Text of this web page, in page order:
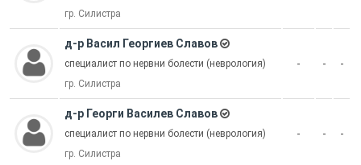
гр. Силистра
д-р Васил Георгиев Славов
специалист по нервни болести (неврология)
гр. Силистра
- - -
д-р Георги Василев Славов
специалист по нервни болести (неврология)
гр. Силистра
- - -